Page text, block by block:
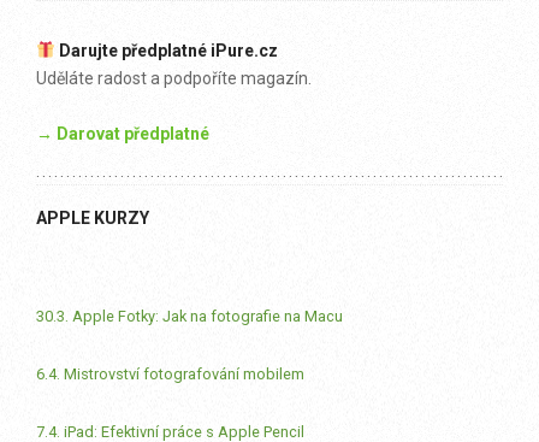
Darujte předplatné iPure.cz
Uděláte radost a podpoříte magazín.
→ Darovat předplatné
APPLE KURZY
30.3. Apple Fotky: Jak na fotografie na Macu
6.4. Mistrovství fotografování mobilem
7.4. iPad: Efektivní práce s Apple Pencil